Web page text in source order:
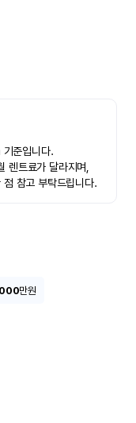
준입니다.
렌트료가 달라지며,
점 참고 부탁드립니다.
만원